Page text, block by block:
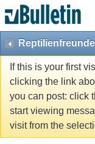
If this is your first
clicking the link
you can post: click
start viewing
visit from the